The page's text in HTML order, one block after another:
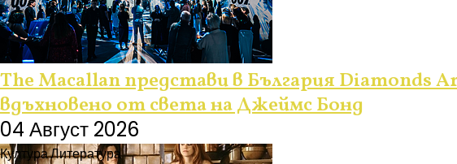
The Macallan представи в България Diamonds
вдъхновено от света на Джеймс Бонд
04 Август 2026
КултураЛитература